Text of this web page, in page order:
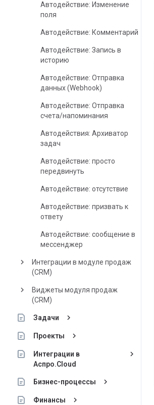
Автодействие: Изменение
поля
Автодействие: Комментарий
Автодействие: Запись в
историю
Автодействие: Отправка
данных (Webhook)
Автодействие: Отправка
счета/напоминания
Автодействия: Архиватор
задач
Автодействие: просто
передвинуть
Автодействие: отсутствие
Автодействие: призвать к
ответу
Автодействие: сообщение в
мессенджер
keyboard_arrow_right
Интеграции в модуле продаж
(CRM)
keyboard_arrow_right
Виджеты модуля продаж
(CRM)
Задачи keyboard_arrow_right
Проекты keyboard_arrow_right
Интеграции в
Аспро.Cloud
keyboard_arrow_right
Бизнес-процессы keyboard_arrow_right
Финансы keyboard_arrow_right